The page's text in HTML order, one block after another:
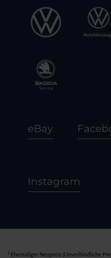
eBay
Instagram
1 Ehemaliger Neupreis (Unverbindliche